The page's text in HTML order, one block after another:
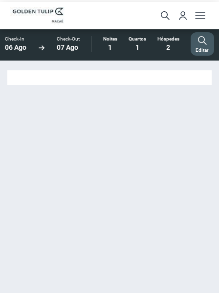
Check-In
06 Ago
Check-Out
07 Ago
Noites
1
Quartos
1
Hóspedes
2 Editar